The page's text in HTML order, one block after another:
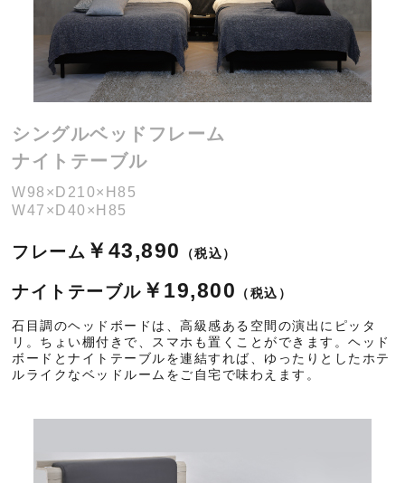
採用情報
シングルベッドフレーム
ナイトテーブル
W98×D210×H85
W47×D40×H85
フレーム ￥43,890 （税込）
ナイトテーブル ￥19,800 （税込）
石目調のヘッドボードは、高級感ある空間の演出にピッタ
リ。ちょい棚付きで、スマホも置くことができます。ヘッド
ボードとナイトテーブルを連結すれば、ゆったりとしたホテ
ルライクなベッドルームをご自宅で味わえます。